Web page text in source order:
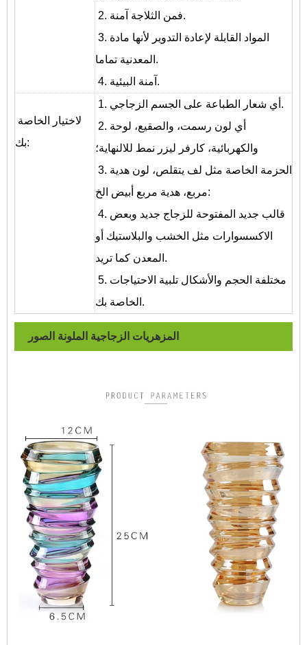
2. فمن الثلاجة آمنة.
3. المواد القابلة لإعادة التدوير لأنها مادة
المعدنية تماما.
4. آمنة البيئية.
بك:
1. أي شعار الطباعة على الجسم الزجاجي.
2. أي لون رسمت، والصقيع، لوحة
والكهربائية، كارفر ليزر نمط للالنهاية؛
3. الحزمة الخاصة مثل لف يتقلص، لون هدية
مربع، هدية مربع أبيض الخ:
4. قالب جديد المفتوحة للزجاج جديد وبعض
الاكسسوارات مثل الخشب والبلاستيك أو
المعدن كما تريد.
5. مختلفة الحجم والأشكال تلبية الاحتياجات
الخاصة بك.
المزهريات الزجاجية الملونة الصور